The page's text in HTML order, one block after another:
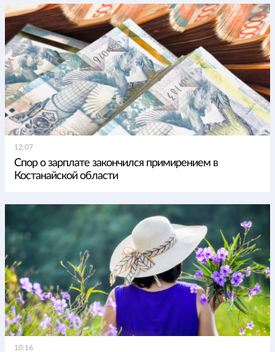
12:07
Спор о зарплате закончился примирением в
Костанайской области
10:16